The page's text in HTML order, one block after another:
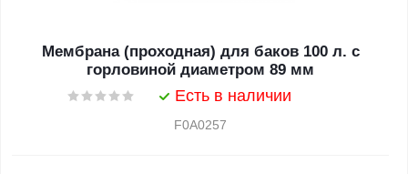
Мембрана (проходная) для баков 100 л. с
горловиной диаметром 89 мм
Есть в наличии
F0A0257